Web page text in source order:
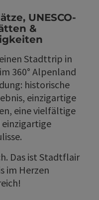
UNESCO-
&
Stadttrip in
360° Alpenland
historische
einzigartige
eine vielfältige
einzigartige
Das ist Stadtflair
im Herzen